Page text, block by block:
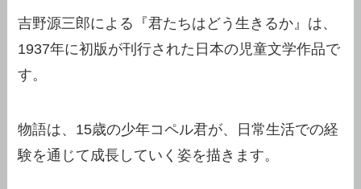
吉野源三郎による『君たちはどう生きるか』は、
1937年に初版が刊行された日本の児童文学作品で
す。
物語は、15歳の少年コペル君が、日常生活での経
験を通じて成長していく姿を描きます。